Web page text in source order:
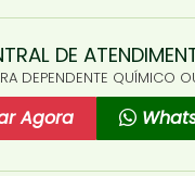
DE
DEPENDENTE QUÍMICO
Agora